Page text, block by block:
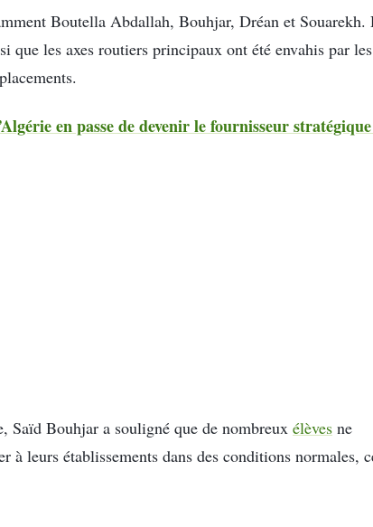
Boutella Abdallah, Bouhjar, Dréan et Souarekh.
que les axes routiers principaux ont été envahis par
en passe de devenir le fournisseur
Saïd Bouhjar a souligné que de nombreux élèves ne
à leurs établissements dans des conditions normales,